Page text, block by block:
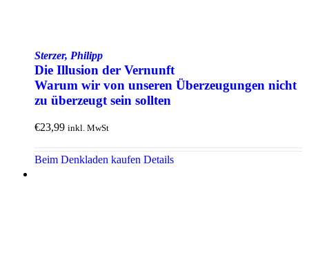
Sterzer, Philipp
Die Illusion der Vernunft
Warum wir von unseren Über­zeugungen nicht
zu über­zeugt sein sollten
€23,99 inkl. MwSt
Beim Denkladen kaufen Details